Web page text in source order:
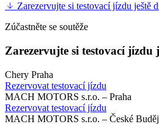
Zarezervujte si testovací jízdu ještě
Zúčastněte se soutěže
Zarezervujte si testovací jízdu
Chery Praha
Rezervovat testovací jízdu
MACH MOTORS s.r.o. – Praha
Rezervovat testovací jízdu
MACH MOTORS s.r.o. – České